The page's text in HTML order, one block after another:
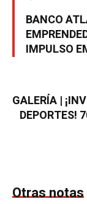
BANCO
IMPULSO
GALERÍA |
DEPORTES!
Otras notas